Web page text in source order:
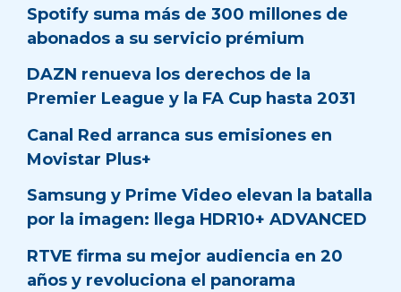
Spotify suma más de 300 millones de
abonados a su servicio prémium
DAZN renueva los derechos de la
Premier League y la FA Cup hasta 2031
Canal Red arranca sus emisiones en
Movistar Plus+
Samsung y Prime Video elevan la batalla
por la imagen: llega HDR10+ ADVANCED
RTVE firma su mejor audiencia en 20
años y revoluciona el panorama